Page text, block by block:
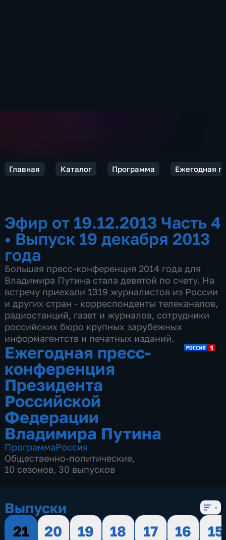
Главная Каталог Программа Ежегодная
Эфир от 19.12.2013 Часть 4
• Выпуск 19 декабря 2013
года
Большая пресс-конференция 2014 года для
Владимира Путина стала девятой по счету. На
встречу приехали 1319 журналистов из России
и других стран - корреспонденты телеканалов,
радиостанций, газет и журналов, сотрудники
российских бюро крупных зарубежных
информагентств и печатных изданий.
Ежегодная пресс-
конференция
Президента
Российской
Федерации
Владимира Путина
ПрограммаРоссия
Общественно-политические,
10 сезонов, 30 выпусков
Выпуски
21
20 19 18 17 16
15